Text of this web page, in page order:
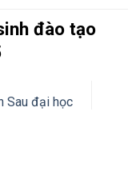
đào tạo
Sau đại học